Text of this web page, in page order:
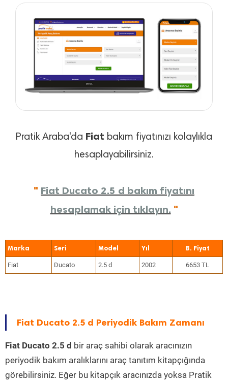
Pratik Araba'da Fiat bakım fiyatınızı kolaylıkla
hesaplayabilirsiniz.
" Fiat Ducato 2.5 d bakım fiyatını
hesaplamak için tıklayın. "
Marka Seri Model Yıl
Fiat Ducato 2.5 d 2002 6653 TL
Fiat Ducato 2.5 d Periyodik Bakım Zamanı
Fiat Ducato 2.5 d bir araç sahibi olarak aracınızın
periyodik bakım aralıklarını araç tanıtım kitapçığında
görebilirsiniz. Eğer bu kitapçık aracınızda yoksa Pratik